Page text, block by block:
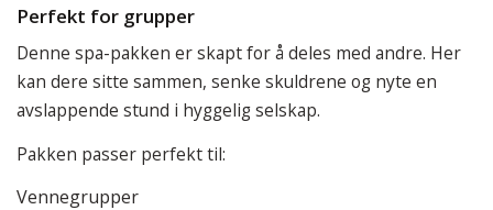
Perfekt for grupper
Denne spa-pakken er skapt for å deles med andre. Her
kan dere sitte sammen, senke skuldrene og nyte en
avslappende stund i hyggelig selskap.
Pakken passer perfekt til:
Vennegrupper